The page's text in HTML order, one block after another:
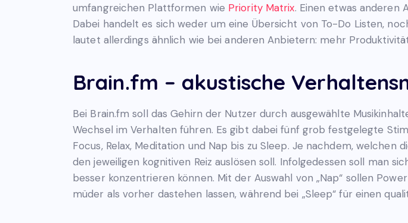
umfangreichen Plattformen wie Priority Matrix. Einen etwas anderen
Dabei handelt es sich weder um eine Übersicht von To-Do Listen,
lautet allerdings ähnlich wie bei anderen Anbietern: mehr
Brain.fm – akustische
Bei Brain.fm soll das Gehirn der Nutzer durch ausgewählte
Wechsel im Verhalten führen. Es gibt dabei fünf grob festgelegte
Focus, Relax, Meditation und Nap bis zu Sleep. Je nachdem,
den jeweiligen kognitiven Reiz auslösen soll. Infolgedessen soll man
besser konzentrieren können. Mit der Auswahl von „Nap“ sollen
müder als vorher dastehen lassen, während bei „Sleep“ für einen